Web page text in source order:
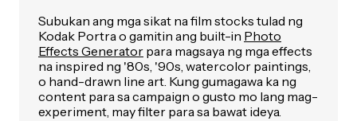
Subukan ang mga sikat na film stocks tulad ng
Kodak Portra o gamitin ang built-in Photo
Effects Generator para magsaya ng mga effects
na inspired ng '80s, '90s, watercolor paintings,
o hand-drawn line art. Kung gumagawa ka ng
content para sa campaign o gusto mo lang mag-
experiment, may filter para sa bawat ideya.